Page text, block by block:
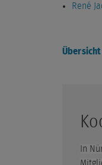
René
In